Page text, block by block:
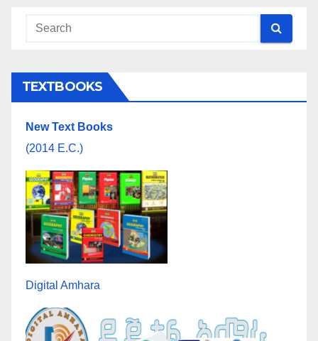
TEXTBOOKS
New Text Books
(2014 E.C.)
Digital Amhara